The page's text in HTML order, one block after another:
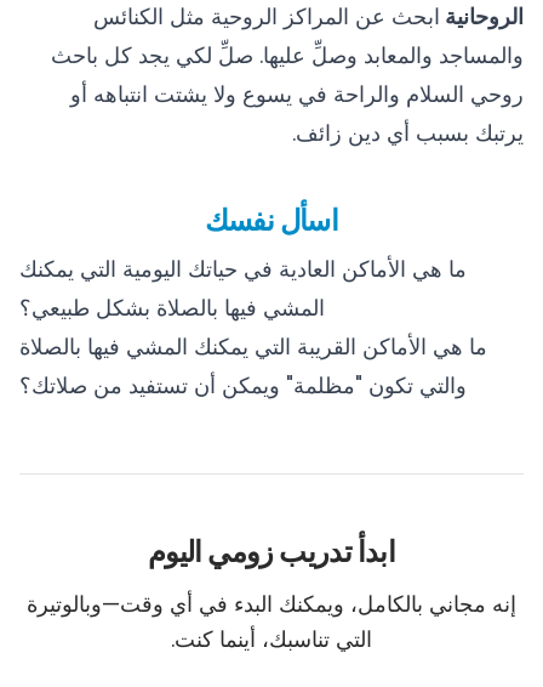
الروحانية ابحث عن المراكز الروحية مثل الكنائس
والمساجد والمعابد وصلِّ عليها. صلِّ لكي يجد كل باحث
روحي السلام والراحة في يسوع ولا يشتت انتباهه أو
يرتبك بسبب أي دين زائف.
اسأل نفسك
ما هي الأماكن العادية في حياتك اليومية التي يمكنك
المشي فيها بالصلاة بشكل طبيعي؟
ما هي الأماكن القريبة التي يمكنك المشي فيها بالصلاة
والتي تكون "مظلمة" ويمكن أن تستفيد من صلاتك؟
ابدأ تدريب زومي اليوم
إنه مجاني بالكامل، ويمكنك البدء في أي وقت—وبالوتيرة
التي تناسبك، أينما كنت.